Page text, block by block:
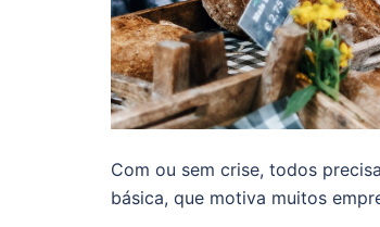
Com ou sem crise, todos
básica, que motiva muitos